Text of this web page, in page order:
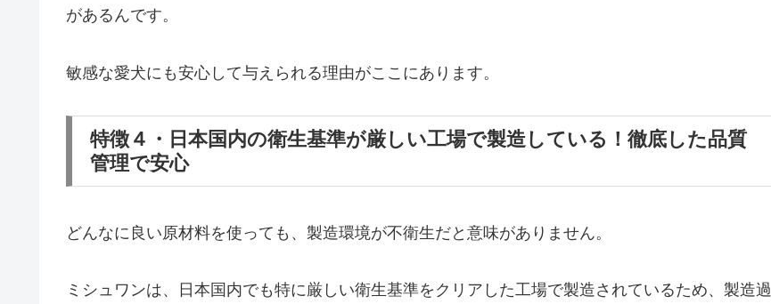
があるんです。
敏感な愛犬にも安心して与えられる理由がここにあります。
特徴４・日本国内の衛生基準が厳しい工場で製造している！徹底した品質
管理で安心
どんなに良い原材料を使っても、製造環境が不衛生だと意味がありません。
ミシュワンは、日本国内でも特に厳しい衛生基準をクリアした工場で製造されているため、製造過